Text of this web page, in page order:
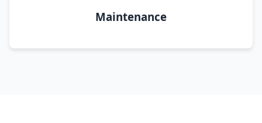
Maintenance